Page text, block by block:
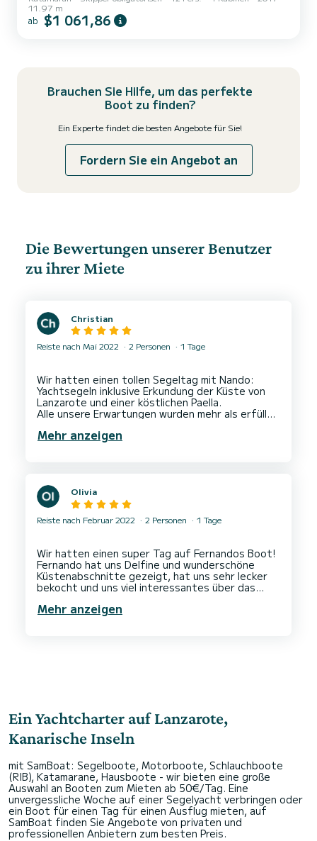
Tatsächlich konnte Lagoon dank der Vorschläge der Besitzer einen
noch gemütlicheren, noch angenehmeren und entschieden
11.97 m
ab $1 061,86
Brauchen Sie Hilfe, um das perfekte
Boot zu finden?
Ein Experte findet die besten Angebote für Sie!
Fordern Sie ein Angebot an
Die Bewertungen unserer Benutzer
zu ihrer Miete
Christian
Reiste nach Mai 2022 2 Personen 1 Tage
Wir hatten einen tollen Segeltag mit Nando:
Yachtsegeln inklusive Erkundung der Küste von
Lanzarote und einer köstlichen Paella.
Alle unsere Erwartungen wurden mehr als erfüllt!
Mehr anzeigen
Olivia
Reiste nach Februar 2022 2 Personen 1 Tage
Wir hatten einen super Tag auf Fernandos Boot!
Fernando hat uns Delfine und wunderschöne
Küstenabschnitte gezeigt, hat uns sehr lecker
bekocht und uns viel interessantes über das
Mehr anzeigen
Ein Yachtcharter auf Lanzarote,
Kanarische Inseln
mit SamBoat: Segelboote, Motorboote, Schlauchboote
(RIB), Katamarane, Hausboote - wir bieten eine große
Auswahl an Booten zum Mieten ab 50€/Tag. Eine
unvergessliche Woche auf einer Segelyacht verbringen oder
ein Boot für einen Tag für einen Ausflug mieten, auf
SamBoat finden Sie Angebote von privaten und
professionellen Anbietern zum besten Preis.